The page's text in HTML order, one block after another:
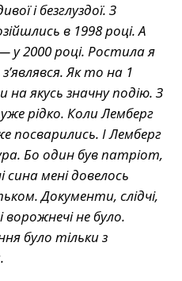
і безглуздої. З
в 1998 році. А
у 2000 році. Ростила я
Як то на 1
на якусь значну подію. З
рідко. Коли Лемберг
посварились. І Лемберг
Бо один був патріот,
сина мені довелось
Документи, слідчі,
не було.
було тільки з